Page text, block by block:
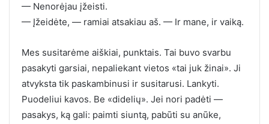
— Nenorėjau įžeisti.
— Įžeidėte, — ramiai atsakiau aš. — Ir mane, ir vaiką.
Mes susitarėme aiškiai, punktais. Tai buvo svarbu
pasakyti garsiai, nepaliekant vietos «tai juk žinai». Ji
atvyksta tik paskambinusi ir susitarusi. Lankyti.
Puodeliui kavos. Be «didelių». Jei nori padėti —
pasakys, ką gali: paimti siuntą, pabūti su anūke,